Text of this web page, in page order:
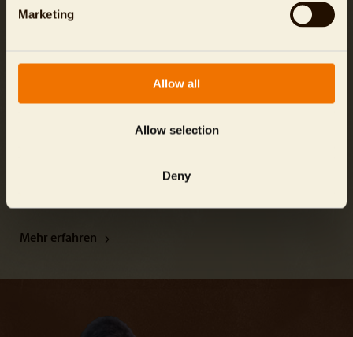
Marketing
Allow all
Allow selection
Deny
Hier darf gestreichelt werden! Schafe, Ziegen & Co. freuen
Mehr erfahren